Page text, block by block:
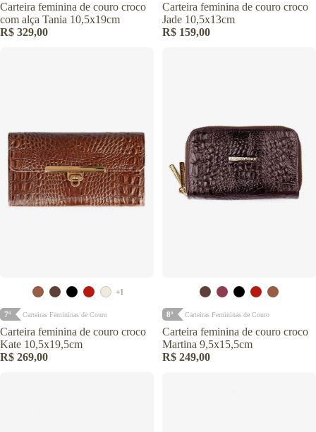
Carteira feminina de couro croco
com alça Tania 10,5x19cm
R$ 329,00
Carteira feminina de couro croco
Jade 10,5x13cm
R$ 159,00
+1
7º Carteiras Femininas de Couro
Carteira feminina de couro croco
Kate 10,5x19,5cm
R$ 269,00
8º Carteiras Femininas de Couro
Carteira feminina de couro croco
Martina 9,5x15,5cm
R$ 249,00